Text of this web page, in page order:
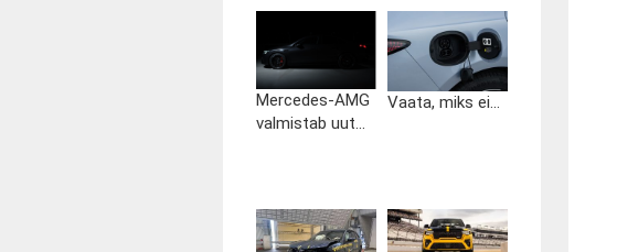
Mercedes-AMG
valmistab uut...
Vaata, miks ei...